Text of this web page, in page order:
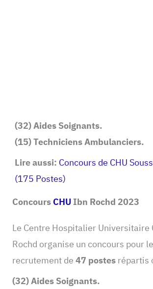
(32) Aides Soignants.
(15) Techniciens Ambulanciers.
Lire aussi: Concours de CHU
(175 Postes)
ConcoursCHUIbn Rochd 2023
Le Centre Hospitalier Universitaire
Rochd organise un concours pour le
recrutement de47 postesrépartis
(32) Aides Soignants.